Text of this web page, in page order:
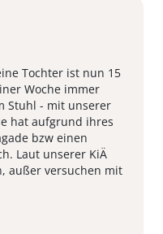
Tochter ist nun 15
Woche immer
Stuhl - mit unserer
hat aufgrund ihres
bzw einen
Laut unserer KiÄ
außer versuchen mit